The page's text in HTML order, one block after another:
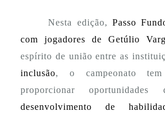
Nesta edição, Passo
com jogadores de Getúlio
espírito de união entre as
inclusão, o campeonato
proporcionar oportunidades
desenvolvimento de